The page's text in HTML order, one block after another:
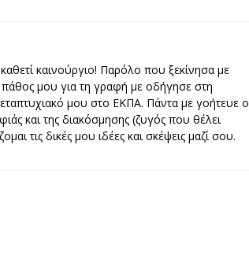
καινούργιο! Παρόλο που ξεκίνησα με
μου για τη γραφή με οδήγησε στη
μου στο ΕΚΠΑ. Πάντα με γοήτευε ο
και της διακόσμησης (ζυγός που θέλει
τις δικές μου ιδέες και σκέψεις μαζί σου.